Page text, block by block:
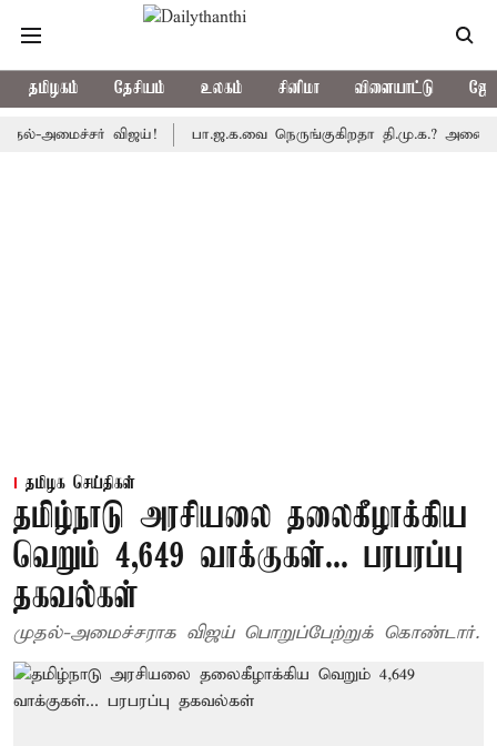
தமிழகம் தேசியம் உலகம் சினிமா விளையாட்டு
விஜய்! பா.ஜ.க.வை நெருங்குகிறதா தி.மு.க.?
தமிழக செய்திகள்
தமிழ்நாடு அரசியலை தலைகீழாக்கிய
வெறும் 4,649 வாக்குகள்... பரபரப்பு
தகவல்கள்
முதல்-அமைச்சராக விஜய் பொறுப்பேற்றுக் கொண்டார்.